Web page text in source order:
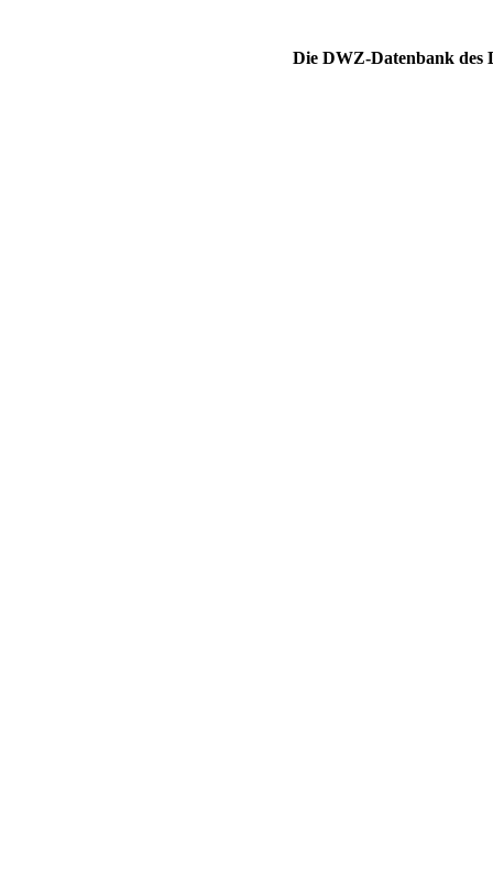
Die DWZ-Datenbank des